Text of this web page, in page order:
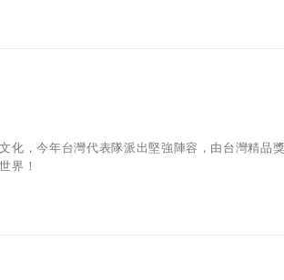
化，今年台灣代表隊派出堅強陣容，由台灣精品
界！